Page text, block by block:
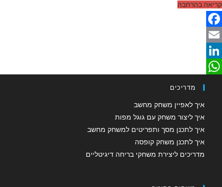
קריאה בהרחבה
F
a
c
E
mL
מדריכים
איך לאפיין משחק מחשב
איך ליצור משחק עם גוגל מפות
איך לתכנן מסך ותפריטים למשחק מחשב
איך לתכנן משחק קופסה
מדריכים ליצירת משחקי בריחה דיגיטליים